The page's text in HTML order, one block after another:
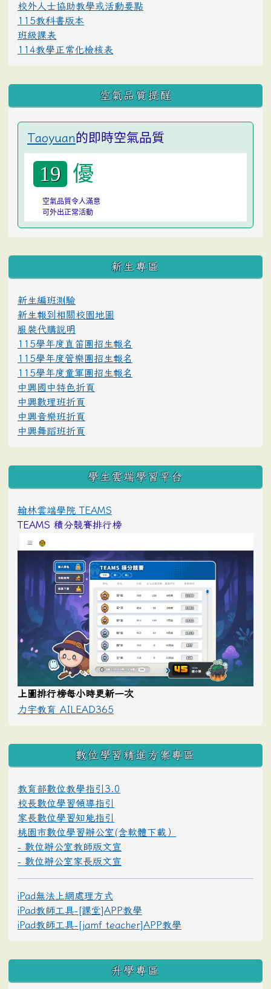
校外人士協助教學或活動要點
115教科書版本
班級課表
114教學正常化檢核表
空氣品質提醒
Taoyuan的即時空氣品質
19 優
空氣品質令人滿意
可外出正常活動
:::
新生專區
新生編班測驗
新生報到相關校園地圖
服裝代購說明
115學年度直笛團招生報名
115學年度管樂團招生報名
115學年度童軍團招生報名
中興國中特色折頁
中興數理班折頁
中興音樂班折頁
中興舞蹈班折頁
學生雲端學習平台
翰林雲端學院 TEAMS
TEAMS 積分競賽排行榜
上圖排行榜每小時更新一次
力宇教育 AILEAD365
數位學習精進方案專區
教育部數位教學指引3.0
校長數位學習領導指引
家長數位學習知能指引
桃園市數位學習辦公室(含軟體下載）
- 數位辦公室教師版文宣
- 數位辦公室家長版文宣
iPad無法上網處理方式
iPad教師工具-[課堂]APP教學
iPad教師工具-[jamf teacher]APP教學
升學專區